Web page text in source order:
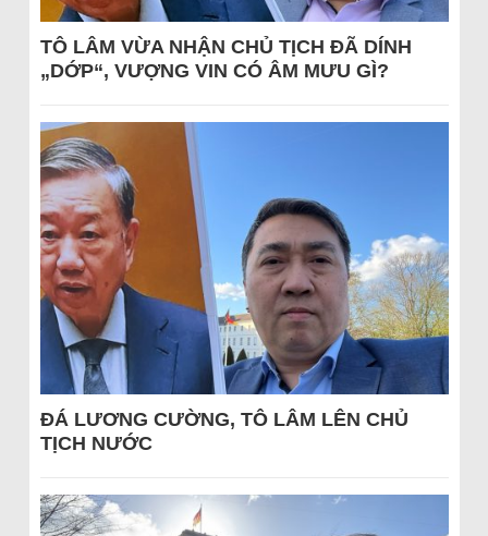
TÔ LÂM VỪA NHẬN CHỦ TỊCH ĐÃ DÍNH
„DỚP“, VƯỢNG VIN CÓ ÂM MƯU GÌ?
ĐÁ LƯƠNG CƯỜNG, TÔ LÂM LÊN CHỦ
TỊCH NƯỚC